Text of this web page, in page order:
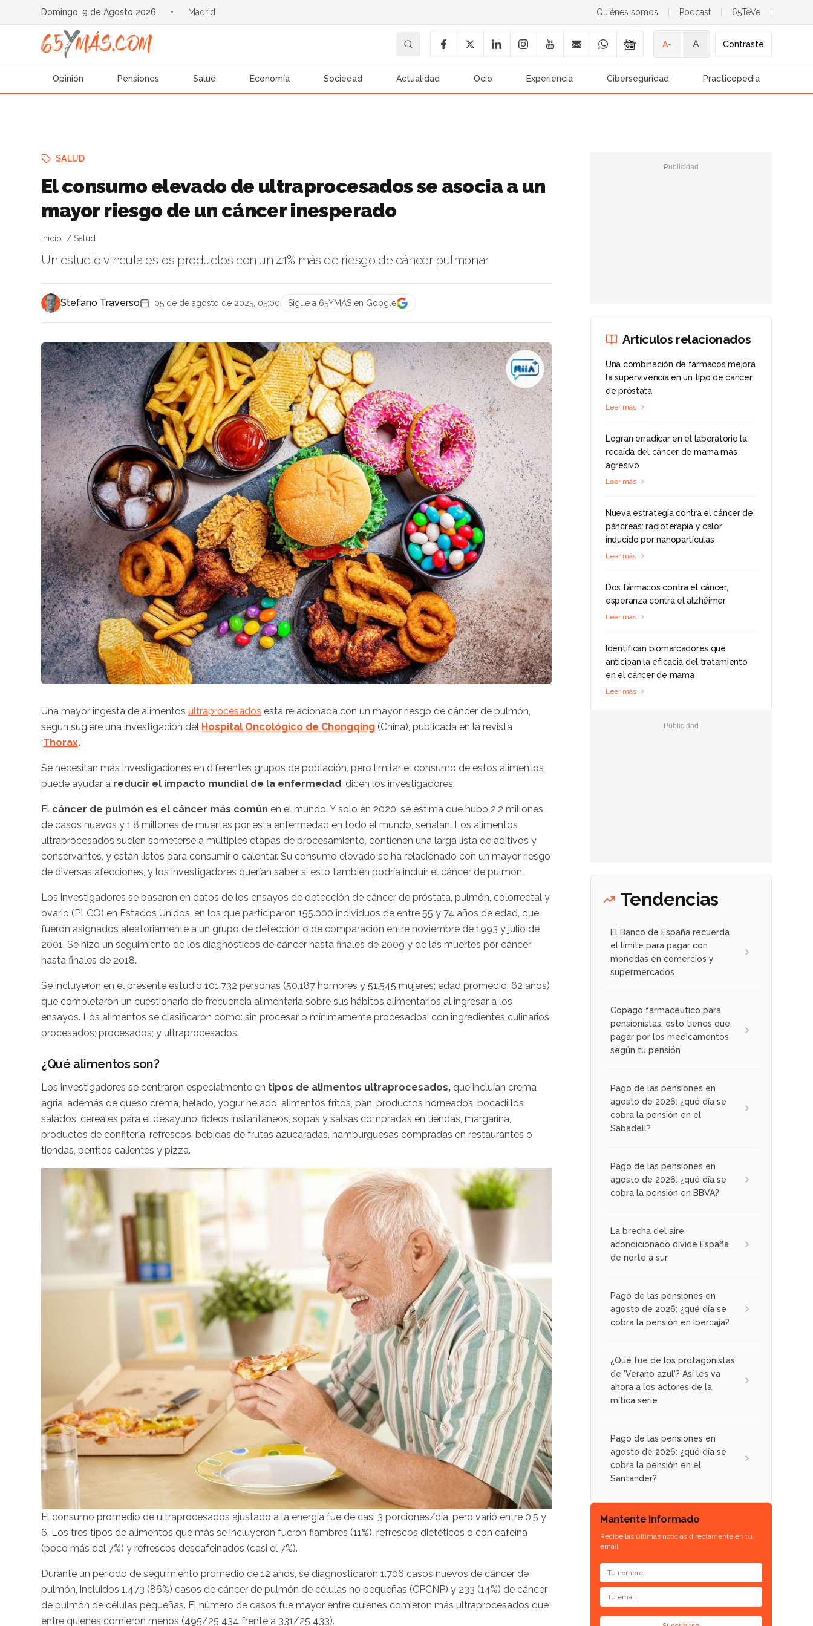
Domingo, 9 de Agosto 2026 • Madrid Quiénes somos Podcast 65TeVe
A- A Contraste
Opinión Pensiones Salud Economía Sociedad Actualidad Ocio Experiencia Ciberseguridad Practicopedia
SALUD
El consumo elevado de ultraprocesados se asocia a un
mayor riesgo de un cáncer inesperado
Inicio Salud
Un estudio vincula estos productos con un 41% más de riesgo de cáncer pulmonar
Stefano Traverso 05 de de agosto de 2025, 05:00 Sigue a 65YMÁS en Google
Una mayor ingesta de alimentos ultraprocesados está relacionada con un mayor riesgo de cáncer de pulmón,
según sugiere una investigación del Hospital Oncológico de Chongqing (China), publicada en la revista
‘Thorax’.
Se necesitan más investigaciones en diferentes grupos de población, pero limitar el consumo de estos alimentos
puede ayudar a reducir el impacto mundial de la enfermedad , dicen los investigadores.
El cáncer de pulmón es el cáncer más común en el mundo. Y solo en 2020, se estima que hubo 2,2 millones
de casos nuevos y 1,8 millones de muertes por esta enfermedad en todo el mundo, señalan. Los alimentos
ultraprocesados suelen someterse a múltiples etapas de procesamiento, contienen una larga lista de aditivos y
conservantes, y están listos para consumir o calentar. Su consumo elevado se ha relacionado con un mayor riesgo
de diversas afecciones, y los investigadores querían saber si esto también podría incluir el cáncer de pulmón.
Los investigadores se basaron en datos de los ensayos de detección de cáncer de próstata, pulmón, colorrectal y
ovario (PLCO) en Estados Unidos, en los que participaron 155.000 individuos de entre 55 y 74 años de edad, que
fueron asignados aleatoriamente a un grupo de detección o de comparación entre noviembre de 1993 y julio de
2001. Se hizo un seguimiento de los diagnósticos de cáncer hasta finales de 2009 y de las muertes por cáncer
hasta finales de 2018.
Se incluyeron en el presente estudio 101.732 personas (50.187 hombres y 51.545 mujeres; edad promedio: 62 años)
que completaron un cuestionario de frecuencia alimentaria sobre sus hábitos alimentarios al ingresar a los
ensayos. Los alimentos se clasificaron como: sin procesar o mínimamente procesados; con ingredientes culinarios
procesados; procesados; y ultraprocesados.
¿Qué alimentos son?
Los investigadores se centraron especialmente en tipos de alimentos ultraprocesados, que incluían crema
agria, además de queso crema, helado, yogur helado, alimentos fritos, pan, productos horneados, bocadillos
salados, cereales para el desayuno, fideos instantáneos, sopas y salsas compradas en tiendas, margarina,
productos de confitería, refrescos, bebidas de frutas azucaradas, hamburguesas compradas en restaurantes o
tiendas, perritos calientes y pizza.
El consumo promedio de ultraprocesados ajustado a la energía fue de casi 3 porciones/día, pero varió entre 0,5 y
6. Los tres tipos de alimentos que más se incluyeron fueron fiambres (11%), refrescos dietéticos o con cafeína
(poco más del 7%) y refrescos descafeinados (casi el 7%).
Durante un período de seguimiento promedio de 12 años, se diagnosticaron 1.706 casos nuevos de cáncer de
pulmón, incluidos 1.473 (86%) casos de cáncer de pulmón de células no pequeñas (CPCNP) y 233 (14%) de cáncer
de pulmón de células pequeñas. El número de casos fue mayor entre quienes comieron más ultraprocesados que
entre quienes comieron menos (495/25 434 frente a 331/25 433).
Artículos relacionados
Una combinación de fármacos mejora
la supervivencia en un tipo de cáncer
de próstata
Leer más
Logran erradicar en el laboratorio la
recaída del cáncer de mama más
agresivo
Leer más
Nueva estrategia contra el cáncer de
páncreas: radioterapia y calor
inducido por nanopartículas
Leer más
Dos fármacos contra el cáncer,
esperanza contra el alzhéimer
Leer más
Identifican biomarcadores que
anticipan la eficacia del tratamiento
en el cáncer de mama
Leer más
Tendencias
El Banco de España recuerda
el límite para pagar con
monedas en comercios y
supermercados
Copago farmacéutico para
pensionistas: esto tienes que
pagar por los medicamentos
según tu pensión
Pago de las pensiones en
agosto de 2026: ¿qué día se
cobra la pensión en el
Sabadell?
Pago de las pensiones en
agosto de 2026: ¿qué día se
cobra la pensión en BBVA?
La brecha del aire
acondicionado divide España
de norte a sur
Pago de las pensiones en
agosto de 2026: ¿qué día se
cobra la pensión en Ibercaja?
¿Qué fue de los protagonistas
de 'Verano azul'? Así les va
ahora a los actores de la
mítica serie
Pago de las pensiones en
agosto de 2026: ¿qué día se
cobra la pensión en el
Santander?
Mantente informado
Recibe las últimas noticias directamente en tu
email.